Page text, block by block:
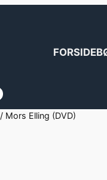
FORSIDE
/ Mors Elling (DVD)